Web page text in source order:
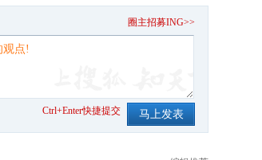
圈主招募ING>>
Ctrl+Enter快捷提交